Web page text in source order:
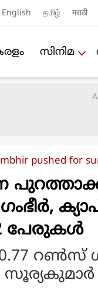
English தமிழ் मराठी
സിനിമ
pushed for
2 പേരുകൾ
റണ്‍സ്
സൂര്യകുമാര്‍